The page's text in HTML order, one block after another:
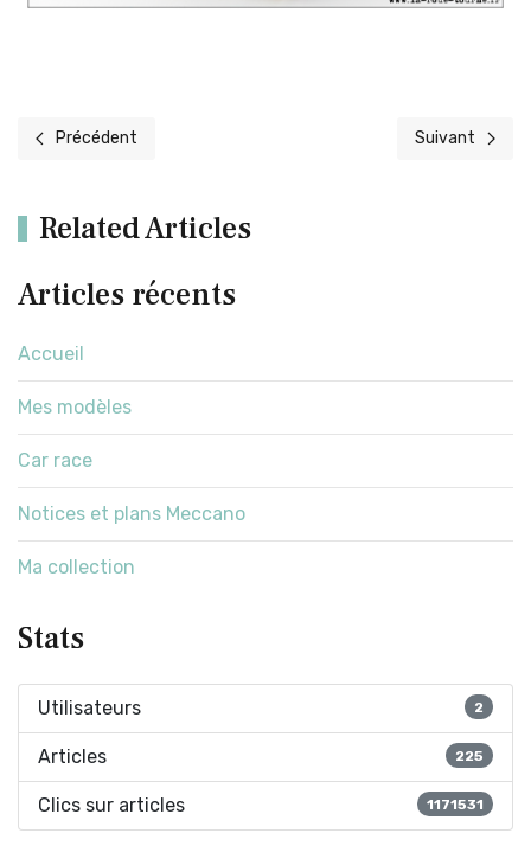
Article précédent : 5700 : Meccano Design
Précédent Article suivant
Suivant
Related Articles
Articles récents
Accueil
Mes modèles
Car race
Notices et plans Meccano
Ma collection
Stats
Utilisateurs 2
Articles 225
Clics sur articles 1171531